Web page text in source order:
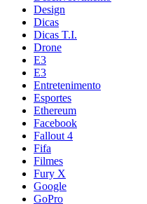
Design
Dicas
Dicas T.I.
Drone
E3
E3
Entretenimento
Esportes
Ethereum
Facebook
Fallout 4
Fifa
Filmes
Fury X
Google
GoPro